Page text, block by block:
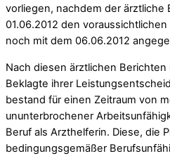
vorliegen, nachdem der ärztliche
01.06.2012 den
noch mit dem 06.06.2012
Nach diesen ärztlichen
Beklagte ihrer
bestand für einen Zeitraum von
ununterbrochener
Beruf als Arzthelferin. Diese, die
bedingungsgemäßer